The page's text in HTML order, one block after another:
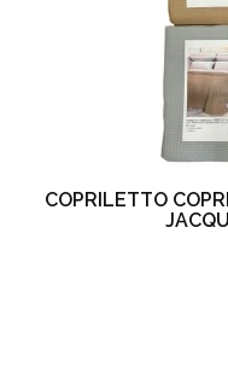
COPRILETTO